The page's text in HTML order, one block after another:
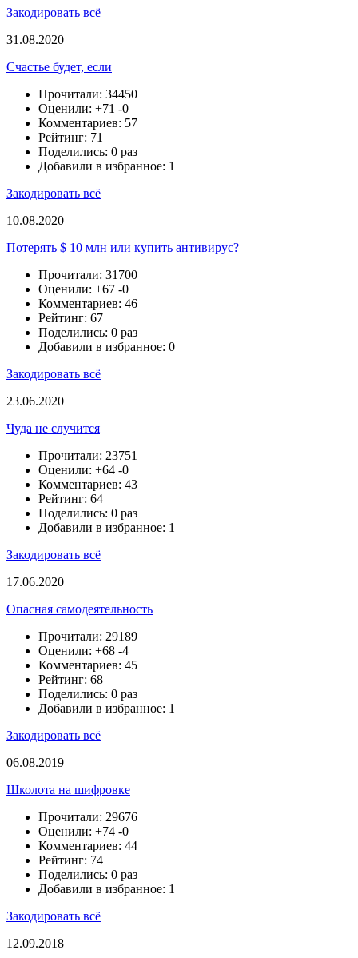
Закодировать всё
31.08.2020
Счастье будет, если
Прочитали: 34450
Оценили: +71 -0
Комментариев: 57
Рейтинг: 71
Поделились: 0 раз
Добавили в избранное: 1
Закодировать всё
10.08.2020
Потерять $ 10 млн или купить антивирус?
Прочитали: 31700
Оценили: +67 -0
Комментариев: 46
Рейтинг: 67
Поделились: 0 раз
Добавили в избранное: 0
Закодировать всё
23.06.2020
Чуда не случится
Прочитали: 23751
Оценили: +64 -0
Комментариев: 43
Рейтинг: 64
Поделились: 0 раз
Добавили в избранное: 1
Закодировать всё
17.06.2020
Опасная самодеятельность
Прочитали: 29189
Оценили: +68 -4
Комментариев: 45
Рейтинг: 68
Поделились: 0 раз
Добавили в избранное: 1
Закодировать всё
06.08.2019
Школота на шифровке
Прочитали: 29676
Оценили: +74 -0
Комментариев: 44
Рейтинг: 74
Поделились: 0 раз
Добавили в избранное: 1
Закодировать всё
12.09.2018